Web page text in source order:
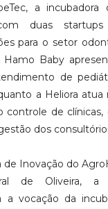
a incubadora
duas
para o setor
Hamo Baby
de
a Heliora
controle de clínicas,
dos
de Inovação do
de Oliveira, a
a vocação da